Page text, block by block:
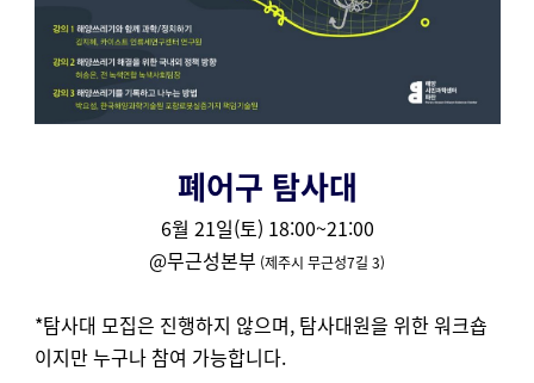
폐어구 탐사대
6월 21일(토) 18:00~21:00
@무근성본부 (제주시 무근성7길 3)
*탐사대 모집은 진행하지 않으며, 탐사대원을 위한 워크숍
이지만 누구나 참여 가능합니다.